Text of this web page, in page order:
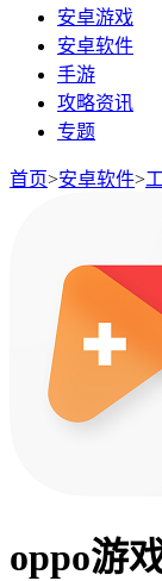
安卓游戏
安卓软件
手游
攻略资讯
专题
首页>安卓软件>
oppo游